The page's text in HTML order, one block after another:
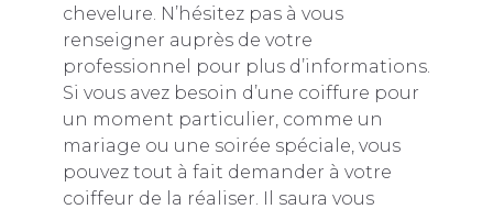
chevelure. N’hésitez pas à vous
renseigner auprès de votre
professionnel pour plus d’informations.
Si vous avez besoin d’une coiffure pour
un moment particulier, comme un
mariage ou une soirée spéciale, vous
pouvez tout à fait demander à votre
coiffeur de la réaliser. Il saura vous